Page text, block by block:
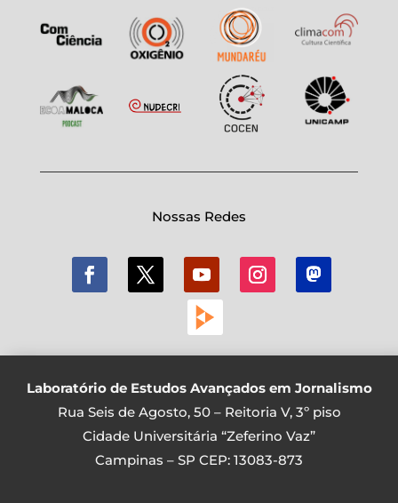
Nossas Redes
Laboratório de Estudos Avançados em Jornalismo
Rua Seis de Agosto, 50 – Reitoria V, 3º piso
Cidade Universitária “Zeferino Vaz”
Campinas – SP CEP: 13083-873